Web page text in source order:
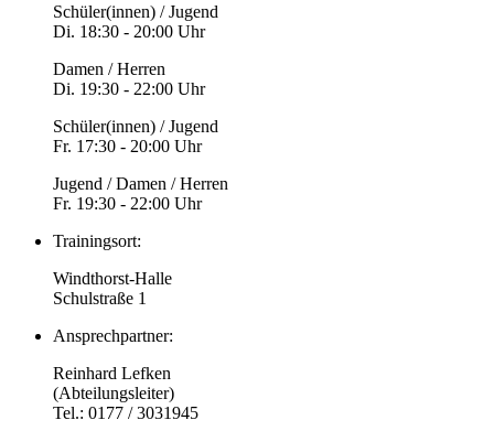
Schüler(innen) / Jugend
Di. 18:30 - 20:00 Uhr
Damen / Herren
Di. 19:30 - 22:00 Uhr
Schüler(innen) / Jugend
Fr. 17:30 - 20:00 Uhr
Jugend / Damen / Herren
Fr. 19:30 - 22:00 Uhr
Trainingsort:
Windthorst-Halle
Schulstraße 1
Ansprechpartner:
Reinhard Lefken
(Abteilungsleiter)
Tel.: 0177 / 3031945